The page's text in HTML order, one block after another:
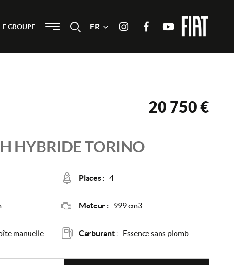
LE GROUPE Menu
RechercheFR
20 750 €
HYBRIDETORINO
Places : 4
Moteur : 999 cm3
manuelle Carburant : Essence sans plomb